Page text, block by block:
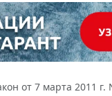
от 7 марта 2011